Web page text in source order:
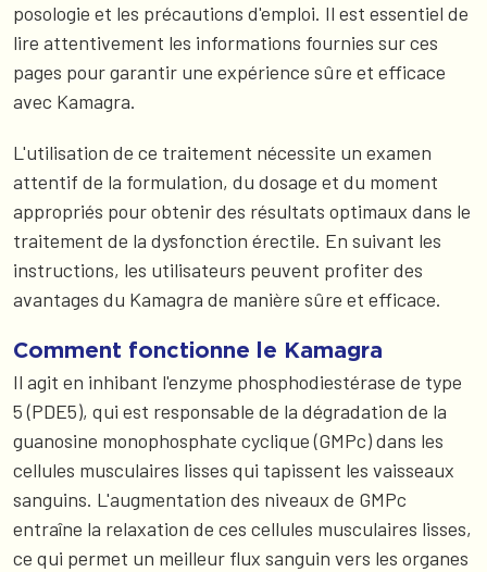
posologie et les précautions d'emploi. Il est essentiel de
lire attentivement les informations fournies sur ces
pages pour garantir une expérience sûre et efficace
avec Kamagra.
L'utilisation de ce traitement nécessite un examen
attentif de la formulation, du dosage et du moment
appropriés pour obtenir des résultats optimaux dans le
traitement de la dysfonction érectile. En suivant les
instructions, les utilisateurs peuvent profiter des
avantages du Kamagra de manière sûre et efficace.
Comment fonctionne le Kamagra
Il agit en inhibant l'enzyme phosphodiestérase de type
5 (PDE5), qui est responsable de la dégradation de la
guanosine monophosphate cyclique (GMPc) dans les
cellules musculaires lisses qui tapissent les vaisseaux
sanguins. L'augmentation des niveaux de GMPc
entraîne la relaxation de ces cellules musculaires lisses,
ce qui permet un meilleur flux sanguin vers les organes